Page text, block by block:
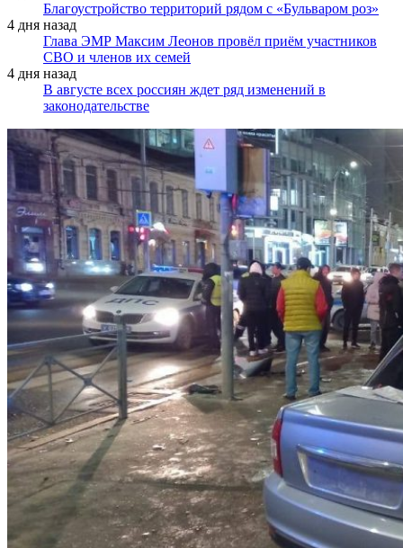
Благоустройство территорий рядом с «Бульваром роз»
4 дня назад
Глава ЭМР Максим Леонов провёл приём участников
СВО и членов их семей
4 дня назад
В августе всех россиян ждет ряд изменений в
законодательстве